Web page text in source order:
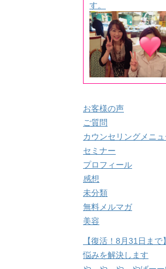
す。
お客様の声
ご質問
カウンセリングメニュ
セミナー
プロフィール
感想
未分類
無料メルマガ
美容
【復活！8月31日ま
悩みを解決します